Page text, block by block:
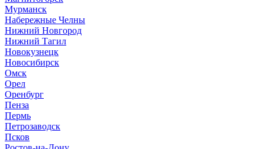
Мурманск
Набережные Челны
Нижний Новгород
Нижний Тагил
Новокузнецк
Новосибирск
Омск
Орел
Оренбург
Пенза
Пермь
Петрозаводск
Псков